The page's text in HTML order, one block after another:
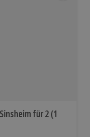
für 2 (1